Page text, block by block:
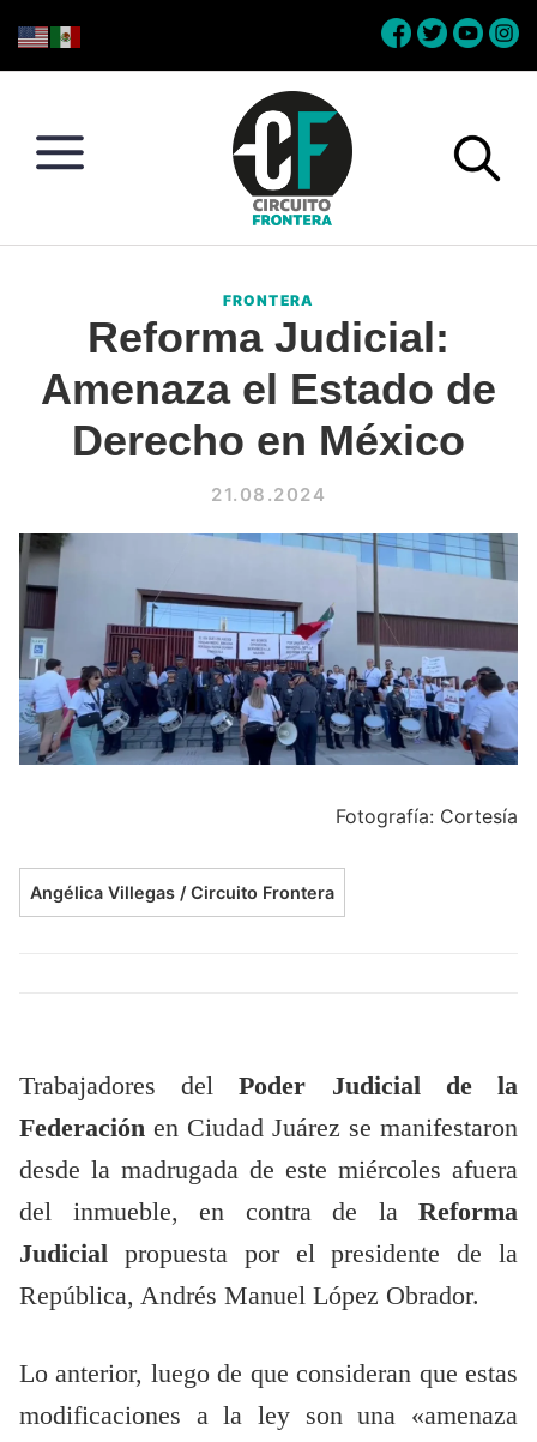
to
to
to
to
Conéctate
la
frontera
FRONTERA
Reforma Judicial:
Amenaza el Estado de
Derecho en México
21.08.2024
Fotografía: Cortesía
Angélica Villegas / Circuito Frontera
Trabajadores delPoder Judicial de la
Federación en Ciudad Juárez se manifestaron
desde la madrugada de este miércoles afuera
del inmueble, en contra de la Reforma
Judicial propuesta por el presidente de la
República, Andrés Manuel López Obrador.
Lo anterior, luego de que consideran que estas
modificaciones a la ley son una «amenaza